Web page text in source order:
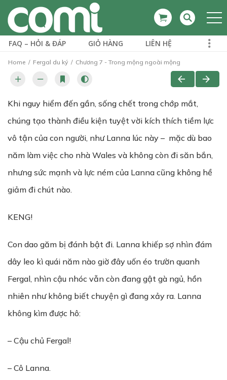
FAQ – HỎI & ĐÁP GIỎ HÀNG LIÊN HỆ
Home Fergal du ký Chương 7 - Trong mộng ngoài mộng
Khi nguy hiểm đến gần, sống chết trong chớp mắt,
chúng tạo thành điều kiện tuyệt vời kích thích tiềm lực
vô tận của con người, như Lanna lúc này – mặc dù bao
năm làm việc cho nhà Wales và không còn đi săn bắn,
nhưng sức mạnh và lực ném của Lanna cũng không hề
giảm đi chút nào.
KENG!
Con dao găm bị đánh bật đi. Lanna khiếp sợ nhìn đám
dây leo kì quái năm nào giờ đây uốn éo trườn quanh
Fergal, nhìn cậu nhóc vẫn còn đang gật gà ngủ, hồn
nhiên như không biết chuyện gì đang xảy ra. Lanna
không kìm được hô:
– Cậu chủ Fergal!
– Cô Lanna.